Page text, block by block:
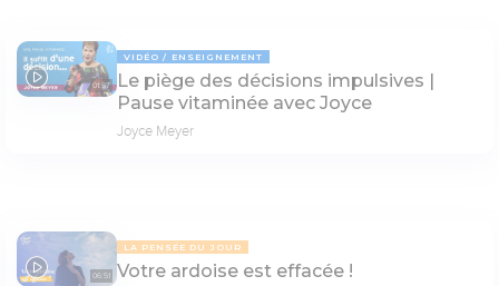
01:57
VIDÉO ENSEIGNEMENT
Le piège des décisions impulsives |
Pause vitaminée avec Joyce
Joyce Meyer
06:51
LA PENSÉE DU JOUR
Votre ardoise est effacée !